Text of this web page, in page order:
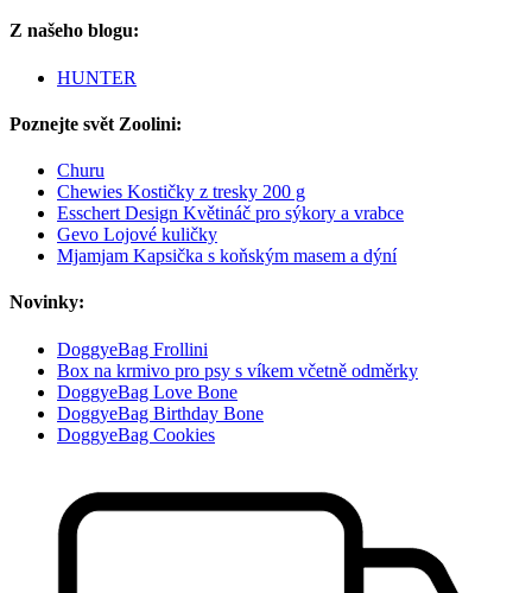
Z našeho blogu:
HUNTER
Poznejte svět Zoolini:
Churu
Chewies Kostičky z tresky 200 g
Esschert Design Květináč pro sýkory a vrabce
Gevo Lojové kuličky
Mjamjam Kapsička s koňským masem a dýní
Novinky:
DoggyeBag Frollini
Box na krmivo pro psy s víkem včetně odměrky
DoggyeBag Love Bone
DoggyeBag Birthday Bone
DoggyeBag Cookies